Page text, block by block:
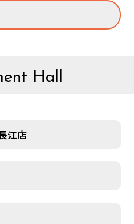
Hall
江店